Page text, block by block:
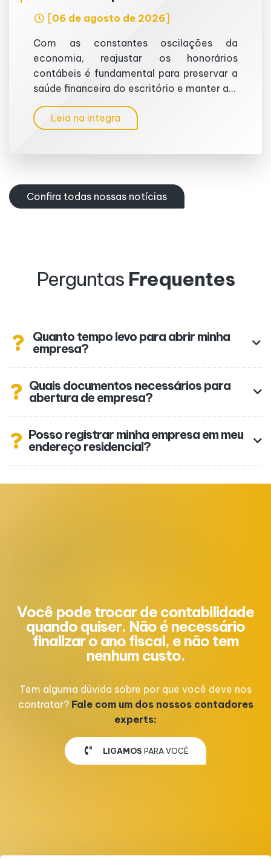
[06 de agosto de 2026]
Com as constantes oscilações da
economia, reajustar os honorários
contábeis é fundamental para preservar a
saúde financeira do escritório e manter a...
Leia na integra
Confira todas nossas notícias
Perguntas Frequentes
Quanto tempo levo para abrir minha
empresa?
Quais documentos necessários para
abertura de empresa?
Posso registrar minha empresa em meu
endereço residencial?
Você pode trocar de contabilidade
quando quiser. Não é necessário
finalizar o ano fiscal, e não tem
nenhum custo.
Tem alguma dúvida sobre por que você deve nos
contratar? Fale com um dos nossos contadores
experts:
LIGAMOS PARA VOCÊ